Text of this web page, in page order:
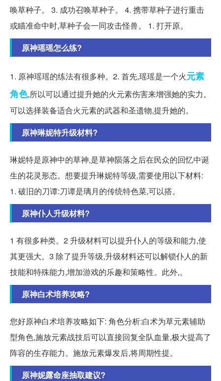
唤草种子。 3. 成功召唤草种子。 4. 携带草种子进行重击
或瞄准命中时,草种子会一同攻击怪兽。 1. 打开原。
原神瑶瑶怎么练?
1. 原神瑶瑶的练法有很多种。2. 首先,瑶瑶是一个火元素
角色,所以可以通过提升她的火元素伤害来增强她的实力。
可以选择装备适合火元素的武器和圣遗物,提升她的。
原神琳妮特升级材料?
琳妮特是原神中的草神,是草神陨落之后在民众的回忆中诞
生的花灵形态。想要提升琳妮特等级,需要使用以下材料:
1. 破旧的刀谭:刀谭是璃月的传统特色菜,可以搭。
原神仆人升级材料?
1 有很多种类。2 升级材料可以提升仆人的等级和能力,使
其更强大。3 除了提升等级,升级材料还可以解锁仆人的新
技能和特殊能力,增加游戏的乐趣和策略性。此外,。
原神白术培养攻略?
您好原神白术培养攻略如下: 角色分析:白术为草元素辅助
型角色,施放元素战技后可以直接回复全队血量,极大提高了
阵容的生存能力。施放元素爆发后,将周期性提。
原神妮露命座抽取建议?